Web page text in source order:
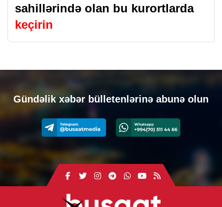
sahillərində olan bu kurortlarda
keçirin
Gündəlik xəbər bülletenlərinə abunə olun